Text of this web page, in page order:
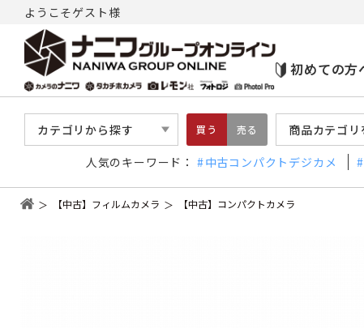
ようこそゲスト様
初めての方
カテゴリから探す 買う 売る 商品カテゴリ
人気のキーワード： 中古コンパクトデジカメ
【中古】フィルムカメラ 【中古】コンパクトカメラ